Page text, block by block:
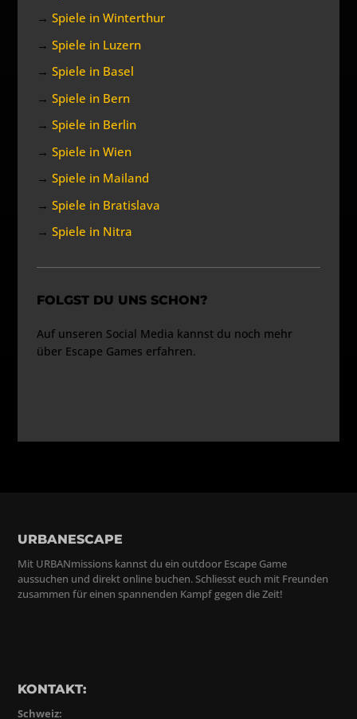
→Spiele in Winterthur
→Spiele in Luzern
→Spiele in Basel
→Spiele in Bern
→Spiele in Berlin
→Spiele in Wien
→Spiele in Mailand
→Spiele in Bratislava
→Spiele in Nitra
FOLGST DU UNS SCHON?
Auf unseren Social Media kannst du noch mehr
über Escape Games erfahren.
URBANESCAPE
Mit URBANmissions kannst du ein outdoor Escape Game
aussuchen und direkt online buchen. Schliesst euch mit Freunden
zusammen für einen spannenden Kampf gegen die Zeit!
KONTAKT:
Schweiz: